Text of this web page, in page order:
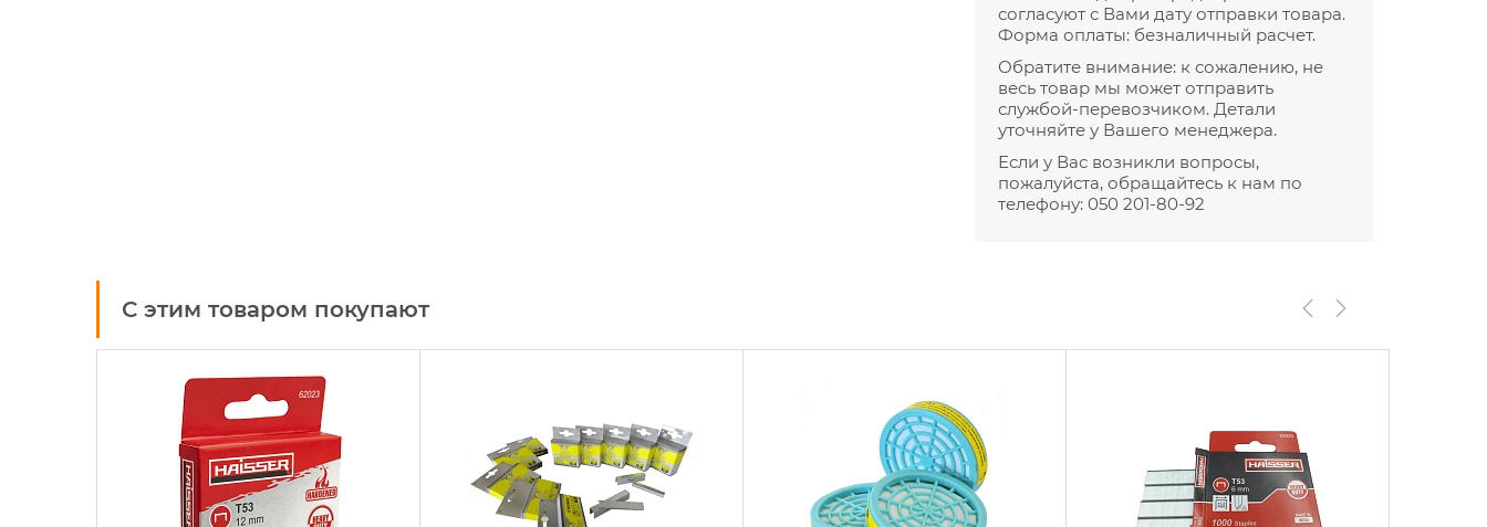
согласуют с Вами дату отправки товара.
Форма оплаты: безналичный расчет.
Обратите внимание: к сожалению, не
весь товар мы может отправить
службой-перевозчиком. Детали
уточняйте у Вашего менеджера.
Если у Вас возникли вопросы,
пожалуйста, обращайтесь к нам по
телефону: 050 201-80-92
С этим товаром покупают